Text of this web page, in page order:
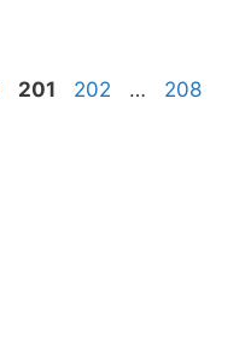
Seite
201 Seite
202 … Seite
208